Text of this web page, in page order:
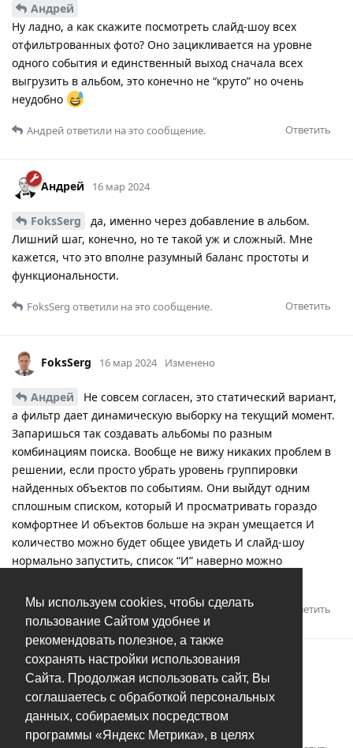
Мы используем cookies, чтобы сделать
пользование Сайтом удобнее и
рекомендовать полезное, а также
сохранять настройки использования
Сайта. Продолжая использовать сайт, Вы
соглашаетесь с обработкой персональных
данных, собираемых посредством
программы «Яндекс Метрика», в целях
Андрей
Ну ладно, а как скажите посмотреть слайд-шоу всех
отфильтрованных фото? Оно зацикливается на уровне
одного события и единственный выход сначала всех
выгрузить в альбом, это конечно не “круто” но очень
неудобно
Ответить
Андрейответили на это сообщение.
Андрей 16 мар 2024
FoksSerg
да, именно через добавление в альбом.
Лишний шаг, конечно, но те такой уж и сложный. Мне
кажется, что это вполне разумный баланс простоты и
функциональности.
Ответить
FoksSerg ответили на это сообщение.
FoksSerg 16 мар 2024 Изменено
Андрей
Не совсем согласен, это статический вариант,
а фильтр дает динамическую выборку на текущий момент.
Запаришься так создавать альбомы по разным
комбинациям поиска. Вообще не вижу никаких проблем в
решении, если просто убрать уровень группировки
найденных объектов по событиям. Они выйдут одним
сплошным списком, который И просматривать гораздо
комфортнее И объектов больше на экран умещается И
количество можно будет общее увидеть И слайд-шоу
нормально запустить, список “И” наверно можно
Ответить
Андрейответили на это сообщение.
Андрей 16 мар 2024
FoksSerg осталось только понять почему такой
сценарий будет хоть сколько-то частотным